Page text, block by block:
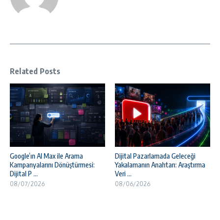
Related Posts
Google’ın AI Max ile Arama
Kampanyalarını Dönüştürmesi:
Dijital P ...
08/07/2026
Dijital Pazarlamada Geleceği
Yakalamanın Anahtarı: Araştırma
Veri ...
08/06/2026